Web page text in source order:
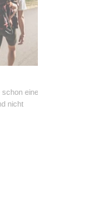
eine
nicht